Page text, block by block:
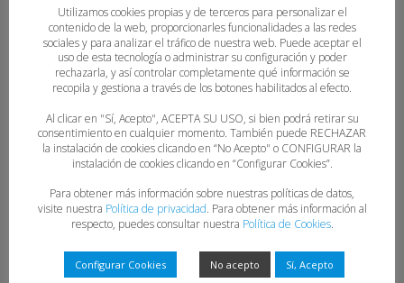
11-23-24
Utilizamos cookies propias y de terceros para personalizar el
contenido de la web, proporcionarles funcionalidades a las redes
sociales y para analizar el tráfico de nuestra web. Puede aceptar el
uso de esta tecnología o administrar su configuración y poder
rechazarla, y así controlar completamente qué información se
recopila y gestiona a través de los botones habilitados al efecto.
Al clicar en "Sí, Acepto", ACEPTA SU USO, si bien podrá retirar su
consentimiento en cualquier momento. También puede RECHAZAR
la instalación de cookies clicando en “No Acepto" o CONFIGURAR la
instalación de cookies clicando en “Configurar Cookies”.
Para obtener más información sobre nuestras políticas de datos,
visite nuestra Política de privacidad. Para obtener más información al
respecto, puedes consultar nuestra Política de Cookies.
Configurar Cookies No acepto Sí, Acepto